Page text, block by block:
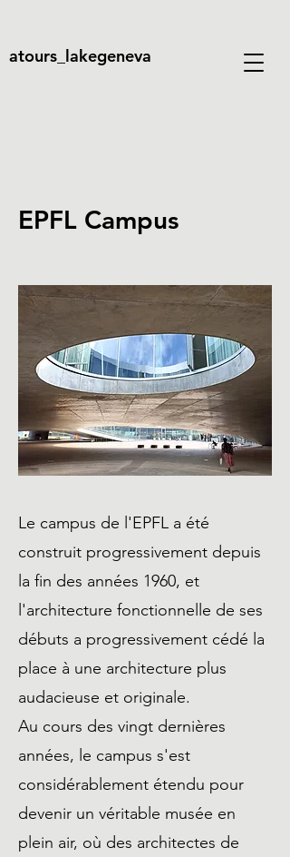
atours_lakegeneva
EPFL Campus
Le campus de l'EPFL a été
construit progressivement depuis
la fin des années 1960, et
l'architecture fonctionnelle de ses
débuts a progressivement cédé la
place à une architecture plus
audacieuse et originale.
Au cours des vingt dernières
années, le campus s'est
considérablement étendu pour
devenir un véritable musée en
plein air, où des architectes de